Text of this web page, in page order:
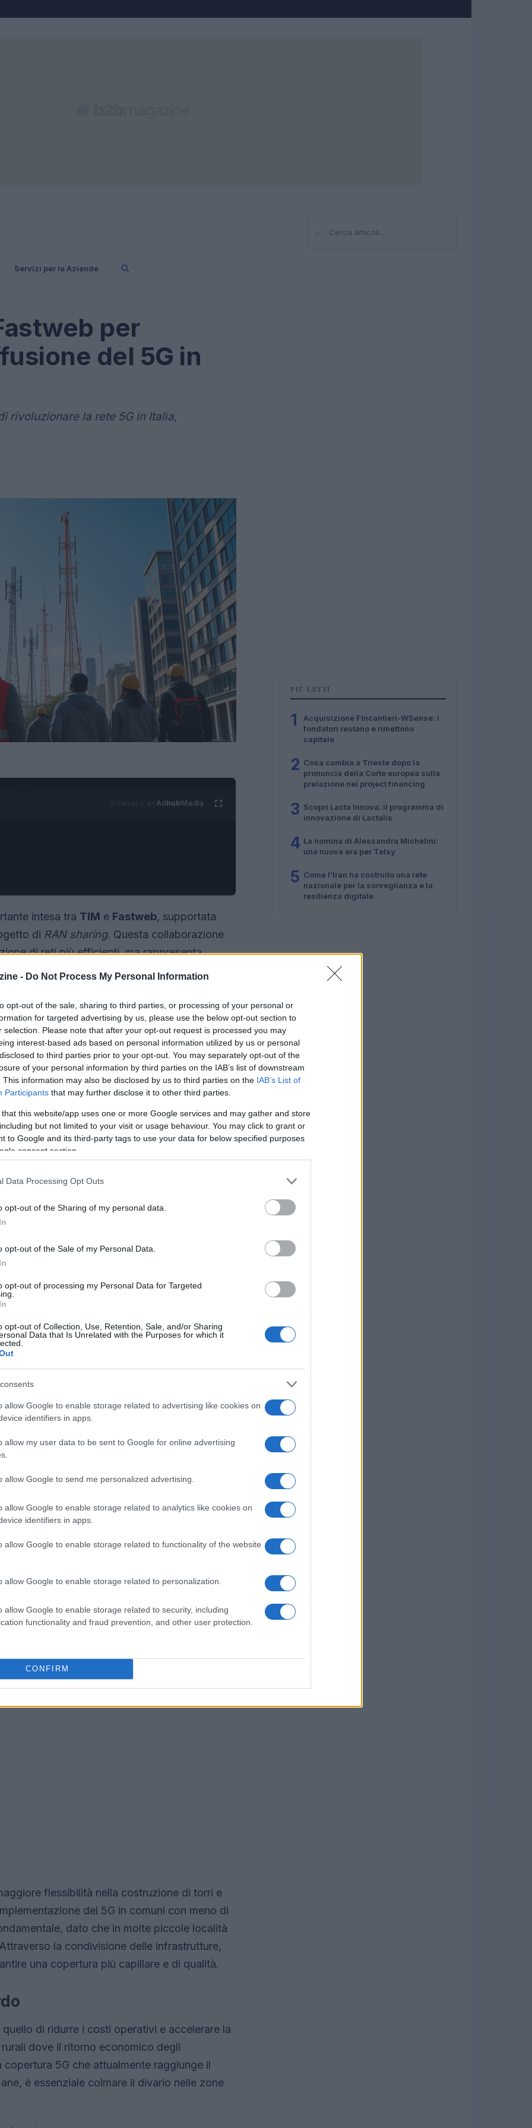
- Do Not Process My Personal Information
opt-out of the sale, sharing to third parties, or processing of your personal or
for targeted advertising by us, please use the below opt-out section to
selection. Please note that after your opt-out request is processed you may
interest-based ads based on personal information utilized by us or personal
to third parties prior to your opt-out. You may separately opt-out of the
of your personal information by third parties on the IAB’s list of downstream
This information may also be disclosed by us to third parties on the IAB’s List of
Participants that may further disclose it to other third parties.
that this website/app uses one or more Google services and may gather and store
but not limited to your visit or usage behaviour. You may click to grant or
to Google and its third-party tags to use your data for below specified purposes
consent section.
Data Processing Opt Outs
opt-out of the Sharing of my personal data.
opt-out of the Sale of my Personal Data.
opt-out of processing my Personal Data for Targeted
opt-out of Collection, Use, Retention, Sale, and/or Sharing
Data that Is Unrelated with the Purposes for which it
allow Google to enable storage related to advertising like cookies on
identifiers in apps.
allow my user data to be sent to Google for online advertising
allow Google to send me personalized advertising.
allow Google to enable storage related to analytics like cookies on
identifiers in apps.
allow Google to enable storage related to functionality of the website
allow Google to enable storage related to personalization.
allow Google to enable storage related to security, including
functionality and fraud prevention, and other user protection.
CONFIRM
⌕Cerca
Servizi per le Aziende
per
del 5G in
rivoluzionare la rete 5G in Italia,
AdhubMedia
intesa tra TIM e Fastweb, supportata
di RAN sharing. Questa collaborazione
di reti più efficienti, ma rappresenta
del 5Gin Italia in modo sostenibile.
della Radio Access Network
antenne e infrastrutture necessarie per
più operatori possono utilizzare le
e evitando la duplicazione delle
più semplice prevede la condivisione
mentre un modello più complesso
rete radio. Le forme più comuni di
Radio Access Network) eMOCN
il proprio grado di integrazione e impatti
si inserisce in un contesto normativo in
i limiti sui campi elettromagnetici,
6 V/m a 15 V/m. Questo cambiamento è cruciale
l’efficienza della copertura 5G,
popolate.
flessibilità nella costruzione di torri e
del 5G in comuni con meno di
dato che in molte piccole località
la condivisione delle infrastrutture,
una copertura più capillare e di qualità.
di ridurre i costi operativi e accelerare la
dove il ritorno economico degli
5G che attualmente raggiunge il
è essenziale colmare il divario nelle zone
PIÙ LETTI
1
Acquisizione Fincantieri-WSense: i
fondatori restano e rimettono
capitale
2 Cosa cambia a Trieste dopo la
pronuncia della Corte europea sulla
prelazione nei project financing
3 Scopri Lacta Innova: il programma di
innovazione di Lactalis
4 La nomina di Alessandra Michelini:
una nuova era per Telsy
5 Come l’Iran ha costruito una rete
nazionale per la sorveglianza e la
resilienza digitale